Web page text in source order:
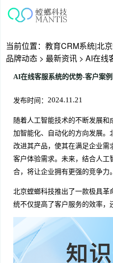
当前位置： 教育CRM系统|北
品牌动态 > 最新资讯 > AI在线
AI在线客服系统的优势-客户案例
发布时间： 2024.11.21
随着人工智能技术的不断发展
加智能化、自动化的方向发展
改进其产品，使其在满足企业
客户体验需求。未来，结合人
合，将让企业拥有更强的竞争力。
北京螳螂科技推出了一款极具
统不仅提高了客户服务的效率，